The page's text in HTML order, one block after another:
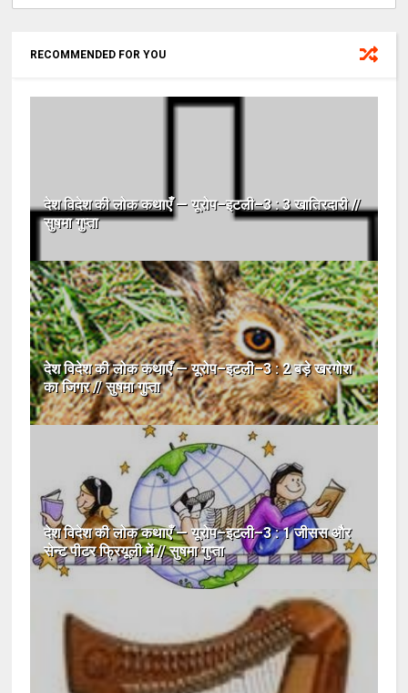
RECOMMENDED FOR YOU
देश विदेश की लोक कथाएँ — यूरोप–इटली–3 : 3 खातिरदारी //
सुषमा गुप्ता
देश विदेश की लोक कथाएँ — यूरोप–इटली–3 : 2 बड़े खरगोश
का जिगर // सुषमा गुप्ता
देश विदेश की लोक कथाएँ — यूरोप–इटली–3 : 1 जीसस और
सेन्ट पीटर फ्रियूली में // सुषमा गुप्ता